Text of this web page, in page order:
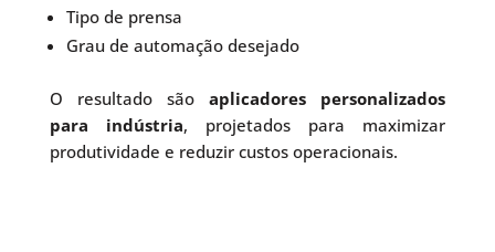
Tipo de prensa
Grau de automação desejado
O resultado sãoaplicadores personalizados
para indústria, projetados para maximizar
produtividade e reduzir custos operacionais.